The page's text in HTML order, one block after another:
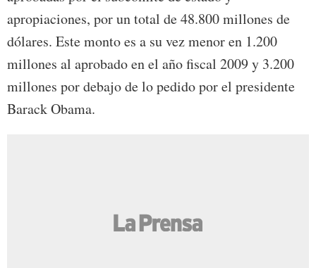
apropiaciones, por un total de 48.800 millones de
dólares. Este monto es a su vez menor en 1.200
millones al aprobado en el año fiscal 2009 y 3.200
millones por debajo de lo pedido por el presidente
Barack Obama.